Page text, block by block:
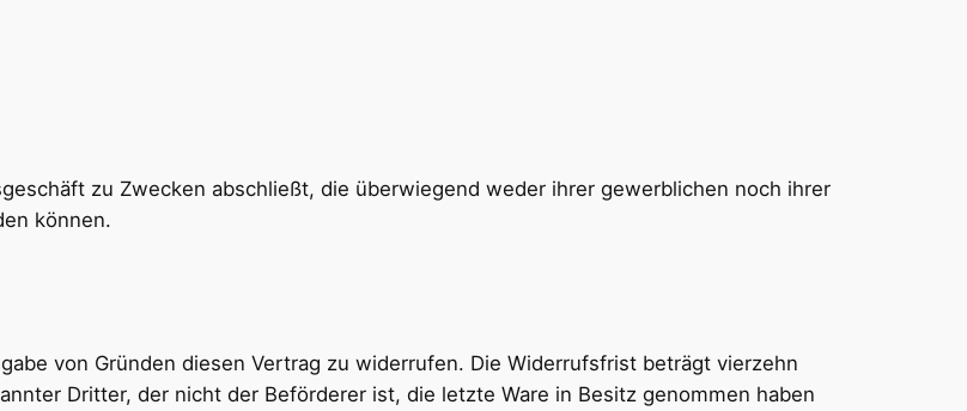
zu Zwecken abschließt, die überwiegend weder ihrer gewerblichen noch ihrer
können.
von Gründen diesen Vertrag zu widerrufen. Die Widerrufsfrist beträgt vierzehn
Dritter, der nicht der Beförderer ist, die letzte Ware in Besitz genommen haben